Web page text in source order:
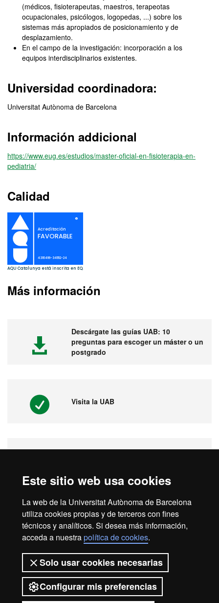
Este sitio web usa cookies
La web de la Universitat Autònoma de Barcelona
utiliza cookies propias y de terceros con fines
técnicos y analíticos. Si desea más información,
acceda a nuestrapolítica de cookies.
Solo usar cookies necesarias
Configurar mis preferencias
(médicos, fisioterapeutas, maestros, terapeotas
ocupacionales, psicólogos, logopedas, ...) sobre los
sistemas más apropiados de posicionamiento y de
desplazamiento.
En el campo de la investigación: incorporación a los
equipos interdisciplinarios existentes.
Universidad coordinadora:
Universitat Autònoma de Barcelona
Información addicional
https://www.eug.es/estudios/master-oficial-en-fisioterapia-en-
pediatria/
Calidad
Más información
Descárgate las guías UAB: 10
preguntas para escoger un máster o un
postgrado
Visita la UAB
1ª universidad en España y 149 del
mundo
2026 Universitat Autònoma de